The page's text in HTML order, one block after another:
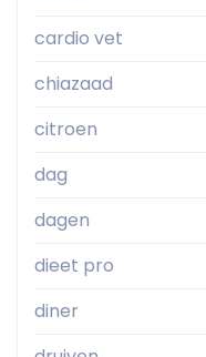
cardio vet
chiazaad
citroen
dag
dagen
dieet pro
diner